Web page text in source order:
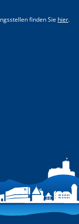
finden Sie hier.